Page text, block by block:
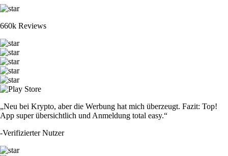
660k Reviews
„Neu bei Krypto, aber die Werbung hat mich überzeugt. Fazit: Top!
App super übersichtlich und Anmeldung total easy.“
-Verifizierter Nutzer